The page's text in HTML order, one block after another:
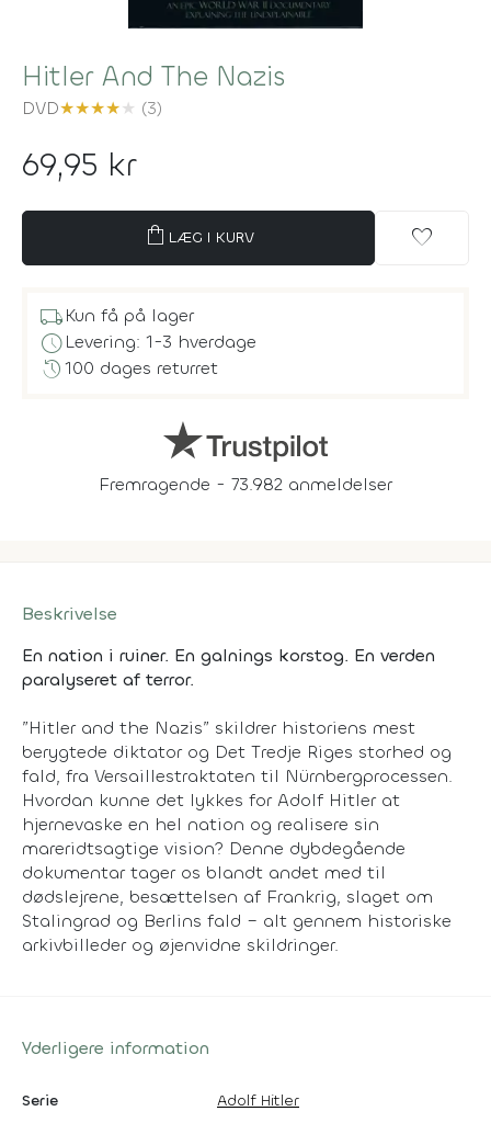
Hitler And The Nazis
DVD★★★★★ (3)
69,95 kr
shopping_bag LÆG I KURV favorite
local_shippingKun få på lager
scheduleLevering: 1-3 hverdage
history100 dages returret
Fremragende - 73.982 anmeldelser
Beskrivelse
En nation i ruiner. En galnings korstog. En verden
paralyseret af terror.
”Hitler and the Nazis” skildrer historiens mest
berygtede diktator og Det Tredje Riges storhed og
fald, fra Versaillestraktaten til Nürnbergprocessen.
Hvordan kunne det lykkes for Adolf Hitler at
hjernevaske en hel nation og realisere sin
mareridtsagtige vision? Denne dybdegående
dokumentar tager os blandt andet med til
dødslejrene, besættelsen af Frankrig, slaget om
Stalingrad og Berlins fald – alt gennem historiske
arkivbilleder og øjenvidne skildringer.
Yderligere information
Serie Adolf Hitler